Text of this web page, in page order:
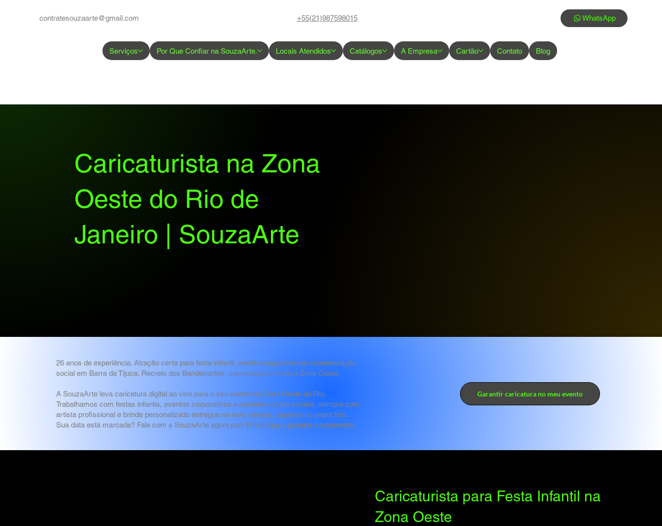
Serviços Por Que Confiar na SouzaArte. Locais Atendidos Catálogos A Empresa Cartão Contato Blog
contratesouzaarte@gmail.com +55(21)987598015 WhatsApp
Caricaturista na Zona
Oeste do Rio de
Janeiro | SouzaArte
26 anos de experiência. Atração certa para festa infantil, evento corporativo ou comemoração
social em Barra da Tijuca, Recreio dos Bandeirantes, Jacarepaguá e toda a Zona Oeste.
A SouzaArte leva caricatura digital ao vivo para o seu evento na Zona Oeste do Rio.
Trabalhamos com festas infantis, eventos corporativos e comemorações sociais, sempre com
artista profissional e brinde personalizado entregue na hora caneca, squeeze ou papel foto.
Sua data está marcada? Fale com a SouzaArte agora pelo WhatsApp e garanta o orçamento.
Garantir caricatura no meu evento
Caricaturista para Festa Infantil na
Zona Oeste